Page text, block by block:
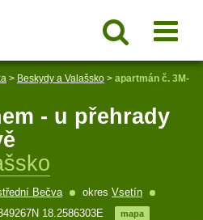
> Beskydy a Valašsko > apartmán č. 3M-
- u přehrady
Bečva okres Vsetín
18.2586303E mapa